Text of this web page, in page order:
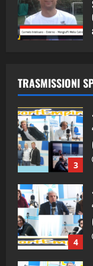
TRASMISSIONI
2
3
4
5